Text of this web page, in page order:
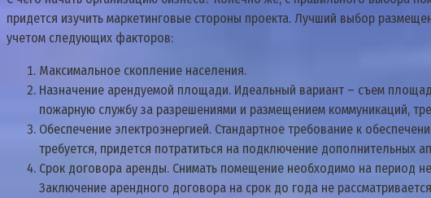
придется изучить маркетинговые стороны проекта. Лучший выбор
учетом следующих факторов:
Максимальное скопление населения.
Назначение арендуемой площади. Идеальный вариант – съем
пожарную службу за разрешениями и размещением коммуникаций,
Обеспечение электроэнергией. Стандартное требование к
требуется, придется потратиться на подключение
Срок договора аренды. Снимать помещение необходимо на период
Заключение арендного договора на срок до года не